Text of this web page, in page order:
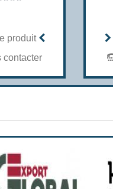
produit
contacter